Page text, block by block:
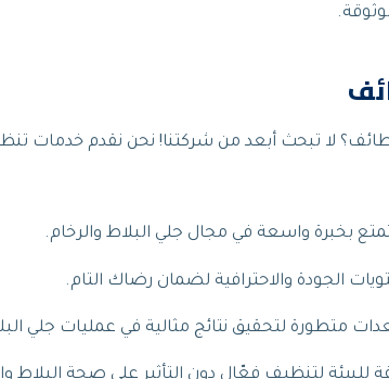
لا تبحث أبعد من شركتنا! نحن نقدم خدمات
بخبرة واسعة في مجال جلي البلاط والرخام.
الجودة والاحترافية لضمان رضاك التام.
متطورة لتحقيق نتائج مثالية في عمليات جلي
لتنظيف فعّال دون التأثير على صحة البلاط